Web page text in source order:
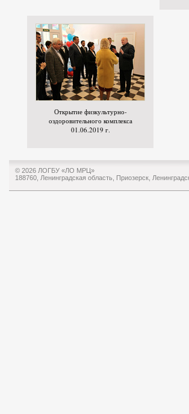
Открытие физкультурно-
оздоровительного комплекса
01.06.2019 г.
© 2026 ЛОГБУ «ЛО МРЦ»
188760, Ленинградская область, Приозерск,